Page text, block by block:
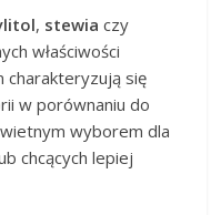
, stewia czy
właściwości
się
w porównaniu do
wyborem dla
chcących lepiej